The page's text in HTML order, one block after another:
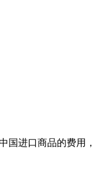
国进口商品的费用